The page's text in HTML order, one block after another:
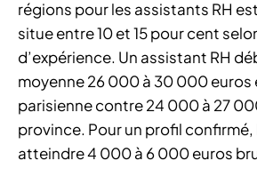
régions pour les assistants RH
situe entre 10 et 15 pour cent
d’expérience. Un assistant RH
moyenne 26 000 à 30 000 euros
parisienne contre 24 000 à 27
province. Pour un profil confirmé,
atteindre 4 000 à 6 000 euros